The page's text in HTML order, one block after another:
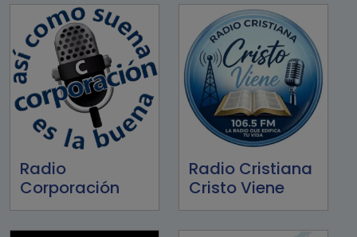
Radio
Corporación
Radio Cristiana
Cristo Viene